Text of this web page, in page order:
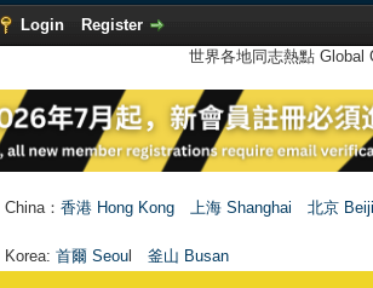
Login
Register
世界各地同志熱點
： 香港 Hong Kong 上海 Shanghai
北京
首爾 Seoul 釜山 Busan